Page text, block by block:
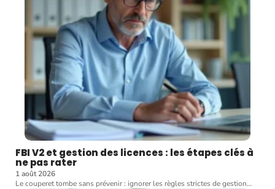
FBI V2 et gestion des licences : les étapes clés à
ne pas rater
1 août 2026
Le couperet tombe sans prévenir : ignorer les règles strictes de gestion…